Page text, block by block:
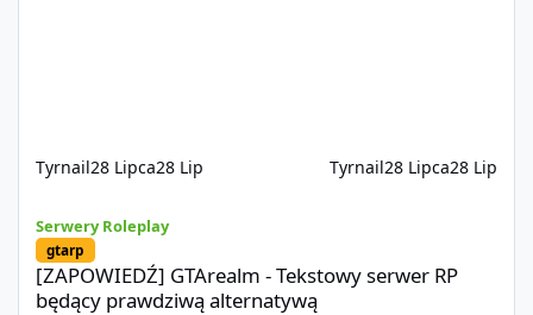
Tyrnail28 Lipca28 Lip Tyrnail28 Lipca28 Lip
Serwery Roleplay
gtarp
[ZAPOWIEDŹ] GTArealm - Tekstowy serwer RP
będący prawdziwą alternatywą